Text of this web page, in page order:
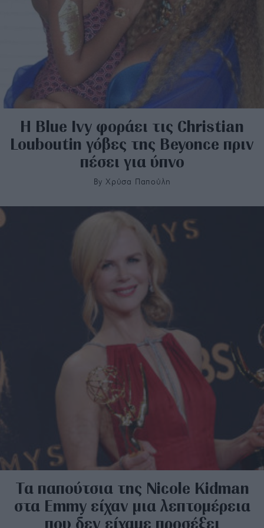
Η Blue Ivy φοράει τις Christian
Louboutin γόβες της Beyonce πριν
πέσει για ύπνο
By Χρύσα Παπούλη
Τα παπούτσια της Nicole Kidman
στα Emmy είχαν μια λεπτομέρεια
που δεν είχαμε προσέξει